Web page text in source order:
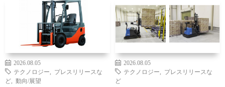
2026.08.05
テクノロジー
プレスリリースな
ど
動向/展望
2026.08.05
テクノロジー
プレスリリースな
ど